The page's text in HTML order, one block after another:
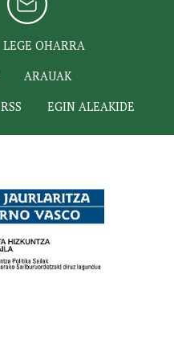
LEGE OHARRA
ARAUAK
RSS EGIN ALEAKIDE